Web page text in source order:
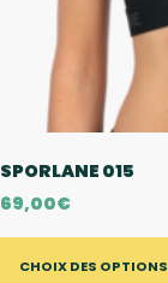
SPORLANE 015
69,00€
CHOIX DES OPTIONS